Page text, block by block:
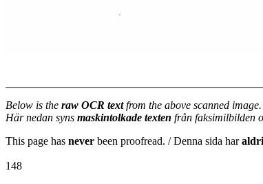
Below is the raw OCR textfrom the above scanned
Här nedan syns maskintolkade texten från faksimilbilden
This page has never been proofread. / Denna sida har
148